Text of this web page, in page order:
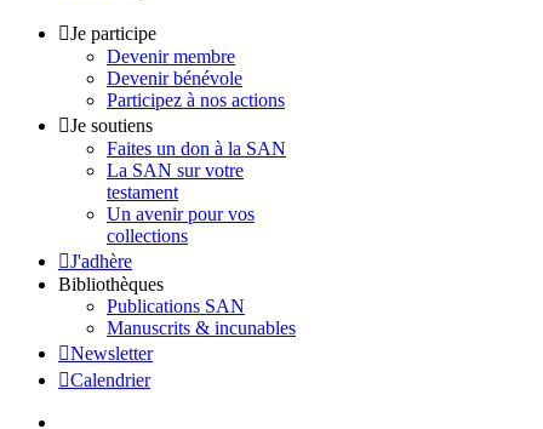
Je participe
Devenir membre
Devenir bénévole
Participez à nos actions
Je soutiens
Faites un don à la SAN
La SAN sur votre
testament
Un avenir pour vos
collections
J'adhère
Bibliothèques
Publications SAN
Manuscrits & incunables
Newsletter
Calendrier